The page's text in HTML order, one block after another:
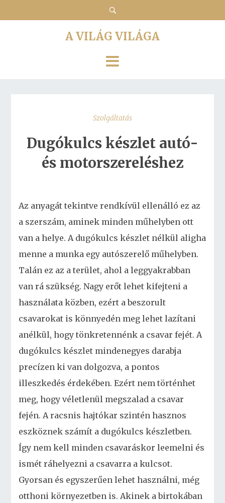
A VILÁG VILÁGA
Szolgáltatás
Dugókulcs készlet autó-
és motorszereléshez
Az anyagát tekintve rendkívül ellenálló ez az
a szerszám, aminek minden műhelyben ott
van a helye. A dugókulcs készlet nélkül aligha
menne a munka egy autószerelő műhelyben.
Talán ez az a terület, ahol a leggyakrabban
van rá szükség. Nagy erőt lehet kifejteni a
használata közben, ezért a beszorult
csavarokat is könnyedén meg lehet lazítani
anélkül, hogy tönkretennénk a csavar fejét. A
dugókulcs készlet mindenegyes darabja
precízen ki van dolgozva, a pontos
illeszkedés érdekében. Ezért nem történhet
meg, hogy véletlenül megszalad a csavar
fején. A racsnis hajtókar szintén hasznos
eszköznek számít a dugókulcs készletben.
Így nem kell minden csavaráskor leemelni és
ismét ráhelyezni a csavarra a kulcsot.
Gyorsan és egyszerűen lehet használni, még
otthoni környezetben is. Akinek a birtokában